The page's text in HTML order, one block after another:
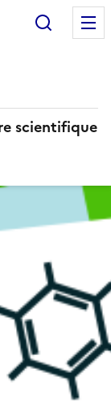
scientifique